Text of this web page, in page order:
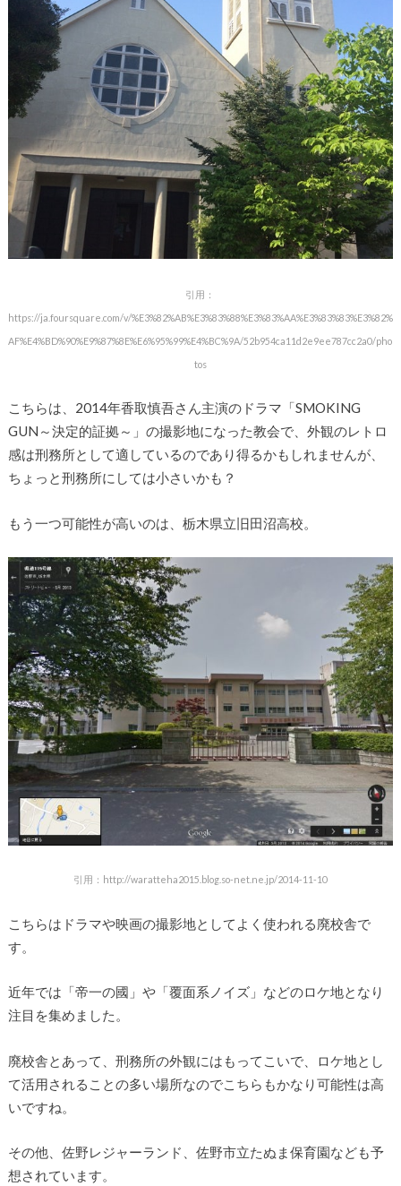
引用：
https://ja.foursquare.com/v/%E3%82%AB%E3%83%88%E3%83%AA%E3%83%83%E3%82%
AF%E4%BD%90%E9%87%8E%E6%95%99%E4%BC%9A/52b954ca11d2e9ee787cc2a0/pho
tos
こちらは、2014年香取慎吾さん主演のドラマ「SMOKING
GUN～決定的証拠～」の撮影地になった教会で、外観のレトロ
感は刑務所として適しているのであり得るかもしれませんが、
ちょっと刑務所にしては小さいかも？
もう一つ可能性が高いのは、栃木県立旧田沼高校。
引用：http://waratteha2015.blog.so-net.ne.jp/2014-11-10
こちらはドラマや映画の撮影地としてよく使われる廃校舎で
す。
近年では「帝一の國」や「覆面系ノイズ」などのロケ地となり
注目を集めました。
廃校舎とあって、刑務所の外観にはもってこいで、ロケ地とし
て活用されることの多い場所なのでこちらもかなり可能性は高
いですね。
その他、佐野レジャーランド、佐野市立たぬま保育園なども予
想されています。